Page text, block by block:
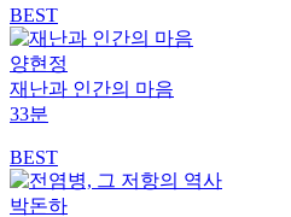
BEST
양현정
재난과 인간의 마음
33분
BEST
박돈하